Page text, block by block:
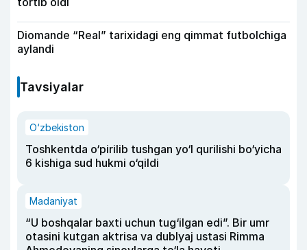
Diomande “Real” tarixidagi eng qimmat futbolchiga
aylandi
Tavsiyalar
O‘zbekiston
Toshkentda o‘pirilib tushgan yo‘l qurilishi bo‘yicha
6 kishiga sud hukmi o‘qildi
Madaniyat
“U boshqalar baxti uchun tug‘ilgan edi”. Bir umr
otasini kutgan aktrisa va dublyaj ustasi Rimma